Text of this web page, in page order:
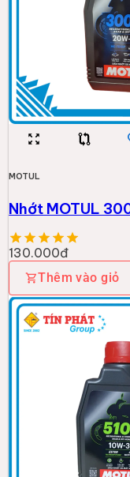
MOTUL
Nhớt MOTUL
130.000đ
Thêm vào giỏ